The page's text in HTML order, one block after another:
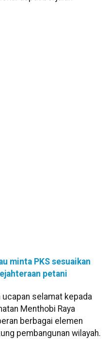
minta PKS sesuaikan
petani
selamat kepada
Menthobi Raya
berbagai elemen
pembangunan wilayah.